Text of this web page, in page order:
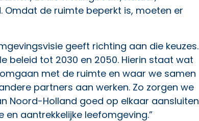
Omdat de ruimte beperkt is, moeten er
geeft richting aan die keuzes.
beleid tot 2030 en 2050. Hierin staat wat
met de ruimte en waar we samen
partners aan werken. Zo zorgen we
Noord-Holland goed op elkaar aansluiten
aantrekkelijke leefomgeving.”